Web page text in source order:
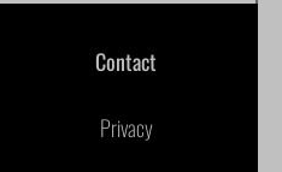
Contact
Privacy